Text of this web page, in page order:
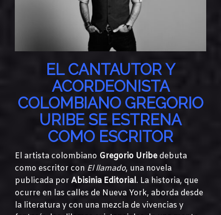
EL CANTAUTOR Y
ACORDEONISTA
COLOMBIANO GREGORIO
URIBE SE ESTRENA
COMO ESCRITOR
El artista colombiano Gregorio Uribe debuta
como escritor con El llamado, una novela
publicada por Abisinia Editorial. La historia, que
ocurre en las calles de Nueva York, aborda desde
la literatura y con una mezcla de vivencias y